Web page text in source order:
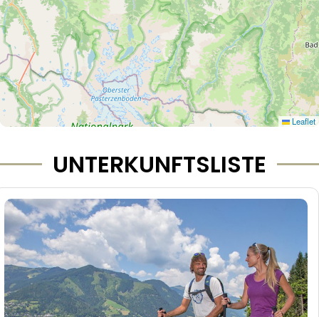
Leaflet
UNTERKUNFTSLISTE